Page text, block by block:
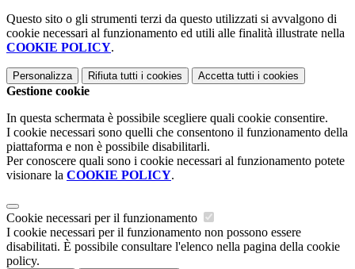
Questo sito o gli strumenti terzi da questo utilizzati si avvalgono di
cookie necessari al funzionamento ed utili alle finalità illustrate nella
COOKIE POLICY.
Personalizza Rifiuta tutti i cookies Accetta tutti i cookies
Gestione cookie
In questa schermata è possibile scegliere quali cookie consentire.
I cookie necessari sono quelli che consentono il funzionamento della
piattaforma e non è possibile disabilitarli.
Per conoscere quali sono i cookie necessari al funzionamento potete
visionare la COOKIE POLICY.
Cookie necessari per il funzionamento
I cookie necessari per il funzionamento non possono essere
disabilitati. È possibile consultare l'elenco nella pagina della cookie
policy.